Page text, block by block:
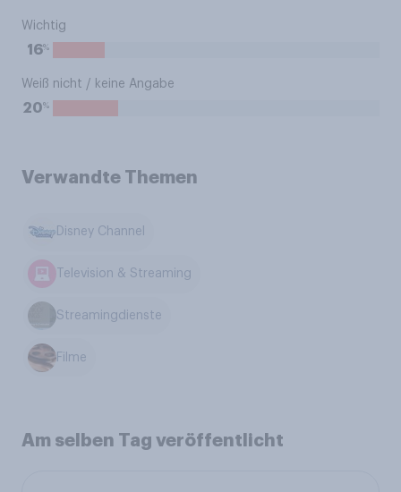
Wichtig
16%
Weiß nicht / keine Angabe
20%
Verwandte Themen
Disney Channel
Television & Streaming
Streamingdienste
Filme
Am selben Tag veröffentlicht